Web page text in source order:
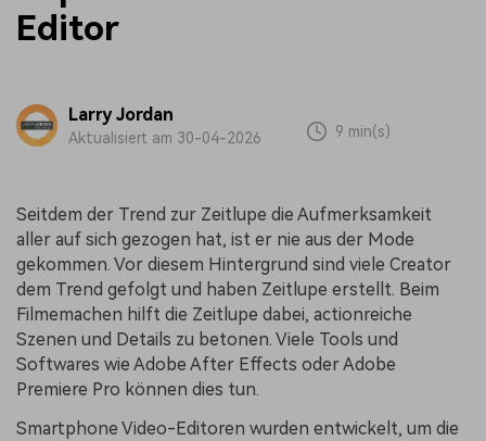
Editor
Larry Jordan
Aktualisiert am 30-04-2026 9 min(s)
Seitdem der Trend zur Zeitlupe die Aufmerksamkeit
aller auf sich gezogen hat, ist er nie aus der Mode
gekommen. Vor diesem Hintergrund sind viele Creator
dem Trend gefolgt und haben Zeitlupe erstellt. Beim
Filmemachen hilft die Zeitlupe dabei, actionreiche
Szenen und Details zu betonen. Viele Tools und
Softwares wie Adobe After Effects oder Adobe
Premiere Pro können dies tun.
Smartphone Video-Editoren wurden entwickelt, um die